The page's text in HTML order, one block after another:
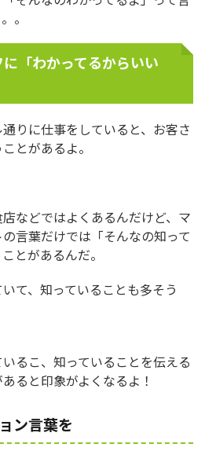
。
「わかってるからいい
りに仕事をしていると、お客さ
とがあるよ。
などではよくあるんだけど、マ
言葉だけでは「そんなの知って
とがあるんだ。
て、知っていることも多そう
るこ、知っていることを伝える
ると印象がよくなるよ！
ン言葉を